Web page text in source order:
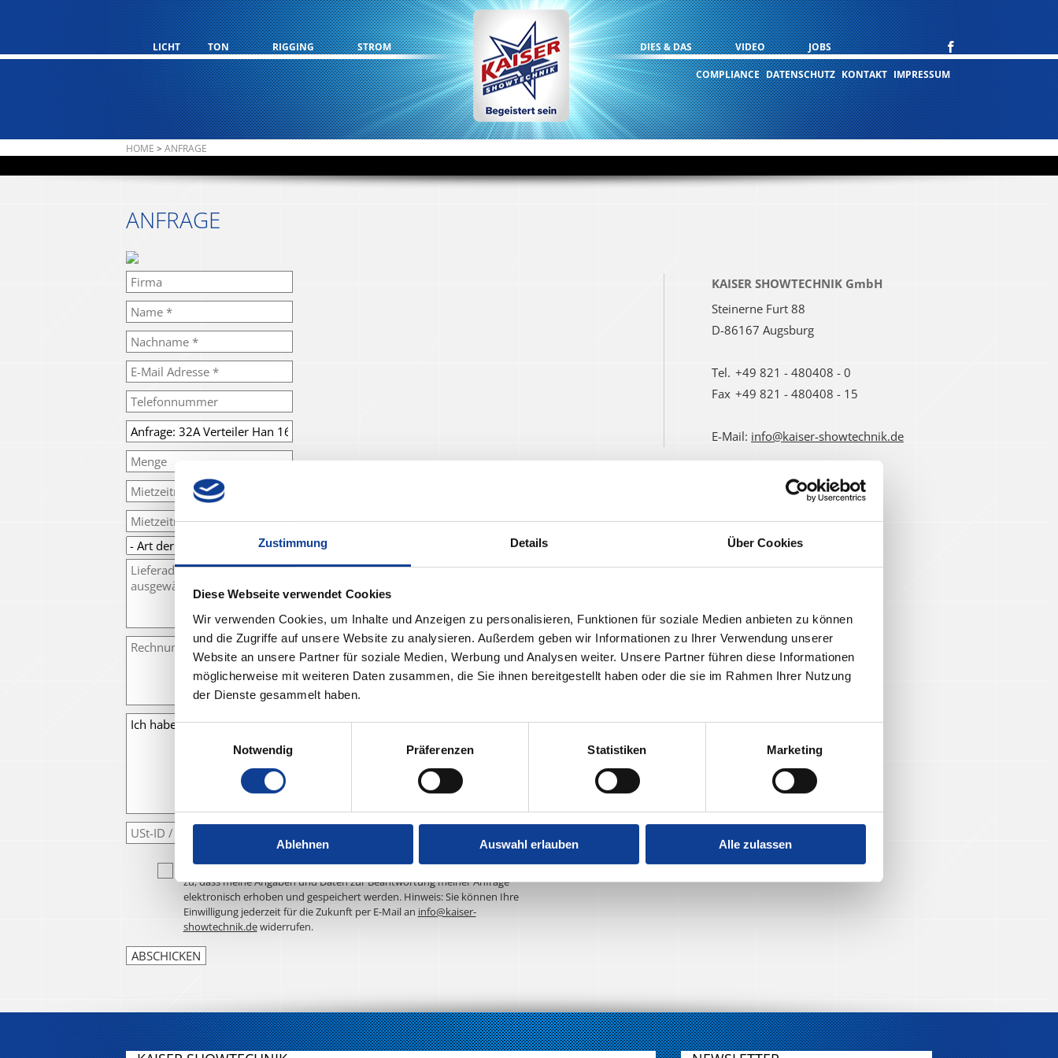
Zustimmung Details Über Cookies
Diese Webseite verwendet Cookies
Wir verwenden Cookies, um Inhalte und Anzeigen zu personalisieren, Funktionen für soziale Medien anbieten zu können
und die Zugriffe auf unsere Website zu analysieren. Außerdem geben wir Informationen zu Ihrer Verwendung unserer
Website an unsere Partner für soziale Medien, Werbung und Analysen weiter. Unsere Partner führen diese Informationen
möglicherweise mit weiteren Daten zusammen, die Sie ihnen bereitgestellt haben oder die sie im Rahmen Ihrer Nutzung
der Dienste gesammelt haben.
Einwilligungsauswahl
Notwendig
Präferenzen Statistiken Marketing
Ablehnen Auswahl erlauben Alle zulassen
LICHT TON RIGGING STROM DIES & DAS VIDEO JOBS
COMPLIANCE DATENSCHUTZ KONTAKT IMPRESSUM
HOME >ANFRAGE
ANFRAGE
KAISER SHOWTECHNIK GmbH
Steinerne Furt 88
D-86167 Augsburg
Tel. +49 821 - 480408 - 0
Fax +49 821 - 480408 - 15
E-Mail: info@kaiser-showtechnik.de
Ich habe dieDatenschutzerklärungzur Kenntnis genommen. Ich stimme
zu, dass meine Angaben und Daten zur Beantwortung meiner Anfrage
elektronisch erhoben und gespeichert werden. Hinweis: Sie können Ihre
Einwilligung jederzeit für die Zukunft per E-Mail an info@kaiser-
showtechnik.dewiderrufen.